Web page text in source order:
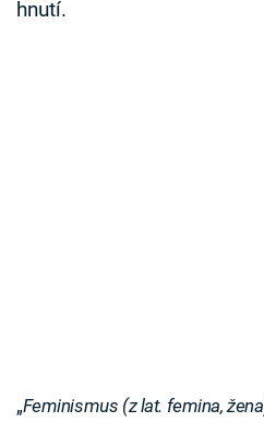
hnutí.
„Feminismus (z lat. femina,